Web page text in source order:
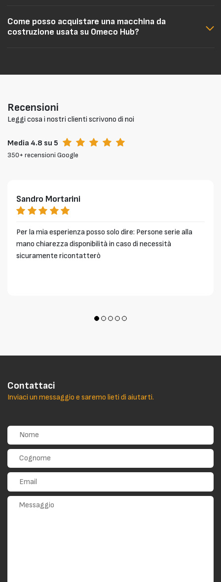
Come posso acquistare una macchina da
costruzione usata su Omeco Hub?
Recensioni
Leggi cosa i nostri clienti scrivono di noi
Media 4.8 su 5
350+ recensioni Google
Sandro Mortarini
Per la mia esperienza posso solo dire: Persone serie alla
mano chiarezza disponibilità in caso di necessità
sicuramente ricontatterò
Contattaci
Inviaci un messaggio e saremo lieti di aiutarti.